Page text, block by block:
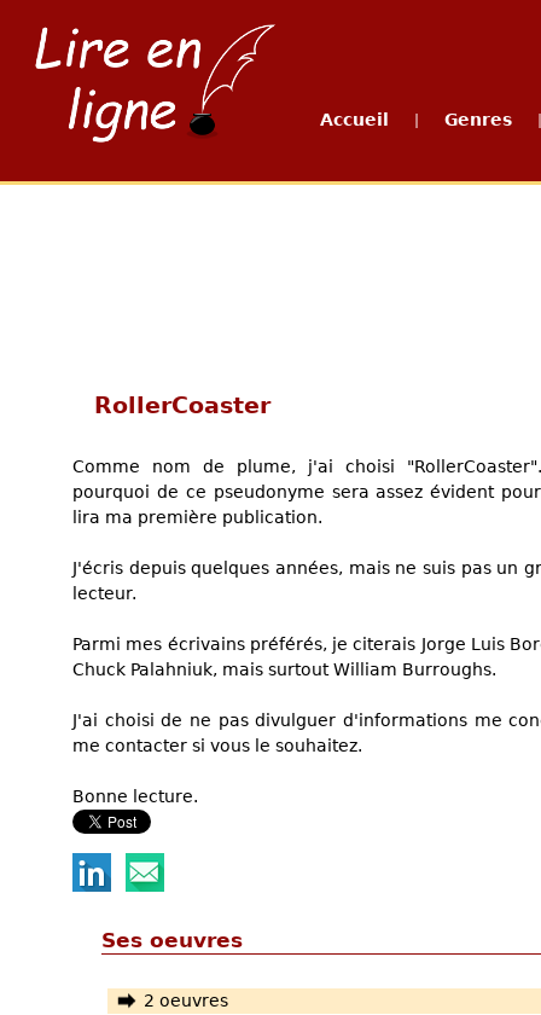
Accueil Genres
RollerCoaster
Comme nom de plume, j'ai choisi
pourquoi de ce pseudonyme sera assez évident
lira ma première publication.
J'écris depuis quelques années, mais ne suis pas un
lecteur.
Parmi mes écrivains préférés, je citerais Jorge Luis
Chuck Palahniuk, mais surtout William Burroughs.
J'ai choisi de ne pas divulguer d'informations me
me contacter si vous le souhaitez.
Bonne lecture.
Ses oeuvres
2 oeuvres